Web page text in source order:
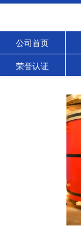
公司首页
荣誉认证